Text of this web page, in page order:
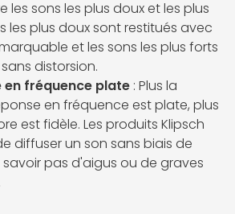
les sons les plus doux et les plus
les plus doux sont restitués avec
et les sons les plus forts
distorsion.
en fréquence plate : Plus la
en fréquence est plate, plus
est fidèle. Les produits Klipsch
diffuser un son sans biais de
pas d'aigus ou de graves